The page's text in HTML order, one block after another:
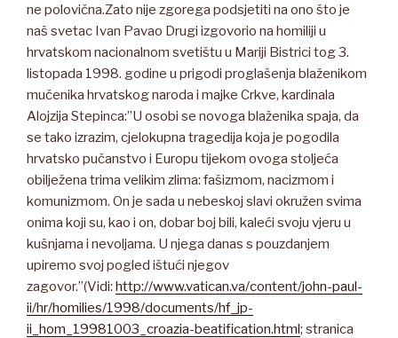
ne polovična.Zato nije zgorega podsjetiti na ono što je
naš svetac Ivan Pavao Drugi izgovorio na homiliji u
hrvatskom nacionalnom svetištu u Mariji Bistrici tog 3.
listopada 1998. godine u prigodi proglašenja blaženikom
mučenika hrvatskog naroda i majke Crkve, kardinala
Alojzija Stepinca:”U osobi se novoga blaženika spaja, da
se tako izrazim, cjelokupna tragedija koja je pogodila
hrvatsko pučanstvo i Europu tijekom ovoga stoljeća
obilježena trima velikim zlima: fašizmom, nacizmom i
komunizmom. On je sada u nebeskoj slavi okružen svima
onima koji su, kao i on, dobar boj bili, kaleći svoju vjeru u
kušnjama i nevoljama. U njega danas s pouzdanjem
upiremo svoj pogled ištući njegov
zagovor.”(Vidi: http://www.vatican.va/content/john-paul-
ii/hr/homilies/1998/documents/hf_jp-
ii_hom_19981003_croazia-beatification.html; stranica